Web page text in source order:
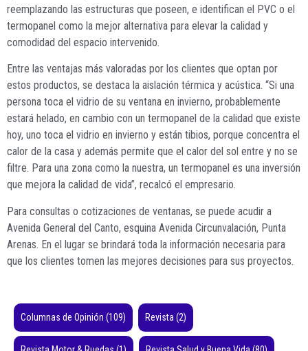
reemplazando las estructuras que poseen, e identifican el PVC o el
termopanel como la mejor alternativa para elevar la calidad y
comodidad del espacio intervenido.
Entre las ventajas más valoradas por los clientes que optan por
estos productos, se destaca la aislación térmica y acústica. “Si una
persona toca el vidrio de su ventana en invierno, probablemente
estará helado, en cambio con un termopanel de la calidad que existe
hoy, uno toca el vidrio en invierno y están tibios, porque concentra el
calor de la casa y además permite que el calor del sol entre y no se
filtre. Para una zona como la nuestra, un termopanel es una inversión
que mejora la calidad de vida”, recalcó el empresario.
Para consultas o cotizaciones de ventanas, se puede acudir a
Avenida General del Canto, esquina Avenida Circunvalación, Punta
Arenas. En el lugar se brindará toda la información necesaria para
que los clientes tomen las mejores decisiones para sus proyectos.
Columnas de Opinión (109) Revista (2)